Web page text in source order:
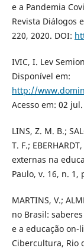
e a Pandemia
Revista Diálogos
220, 2020. DOI:
IVIC, I. Lev
Disponível em:
http://
Acesso em: 02
LINS, Z. M. B.;
T. F.;
externas na
Paulo, v. 16, n. 1,
MARTINS, V.;
no Brasil:
e a educação on-
Cibercultura, Rio